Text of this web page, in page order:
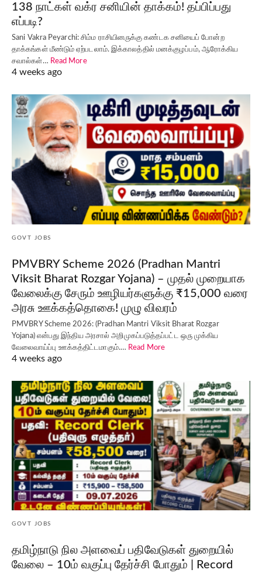
138 நாட்கள் வக்ர சனியின் தாக்கம்! தப்பிப்பது
எப்படி?
Sani Vakra Peyarchi: சிம்ம ராசியினருக்கு கண்டக சனியைப் போன்ற
தாக்கங்கள் மீண்டும் ஏற்படலாம். இக்காலத்தில் மனக்குழப்பம், ஆரோக்கிய
சவால்கள்… Read More
4 weeks ago
GOVT JOBS
PMVBRY Scheme 2026 (Pradhan Mantri
Viksit Bharat Rozgar Yojana) – முதல் முறையாக
வேலைக்கு சேரும் ஊழியர்களுக்கு ₹15,000 வரை
அரசு ஊக்கத்தொகை! முழு விவரம்
PMVBRY Scheme 2026: (Pradhan Mantri Viksit Bharat Rozgar
Yojana) என்பது இந்திய அரசால் அறிமுகப்படுத்தப்பட்ட ஒரு முக்கிய
வேலைவாய்ப்பு ஊக்கத்திட்டமாகும்.… Read More
4 weeks ago
GOVT JOBS
தமிழ்நாடு நில அளவைப் பதிவேடுகள் துறையில்
வேலை – 10ம் வகுப்பு தேர்ச்சி போதும் | Record